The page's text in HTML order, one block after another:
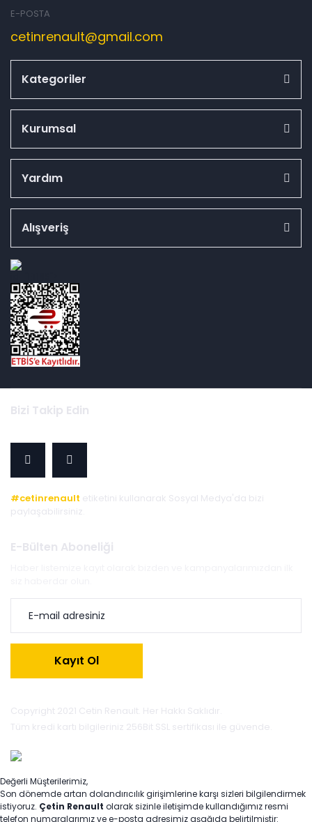
E-POSTA
cetinrenault@gmail.com
Kategoriler
Kurumsal
Yardım
Alışveriş
Bizi Takip Edin
#cetinrenault etiketini kullanarak Sosyal Medya'da bizi
paylaşabilirsiniz.
E-Bülten Aboneliği
Kayıt Ol
Copyright 2021 Cetin Renault. Her Hakkı Saklıdır.
Tüm kredi kartı bilgileriniz 256Bit SSL sertifikası ile güvende.
Değerli Müşterilerimiz,
Son dönemde artan dolandırıcılık girişimlerine karşı sizleri bilgilendirmek
istiyoruz. Çetin Renault olarak sizinle iletişimde kullandığımız resmi
telefon numaralarımız ve e-posta adresimiz aşağıda belirtilmiştir: